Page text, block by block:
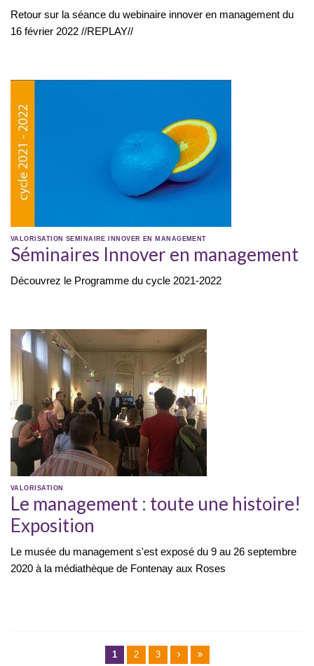
Retour sur la séance du webinaire innover en management du
16 février 2022 //REPLAY//
VALORISATION SEMINAIRE INNOVER EN MANAGEMENT
Séminaires Innover en management
Découvrez le Programme du cycle 2021-2022
VALORISATION
Le management : toute une histoire!
Exposition
Le musée du management s'est exposé du 9 au 26 septembre
2020 à la médiathèque de Fontenay aux Roses
1 2 3